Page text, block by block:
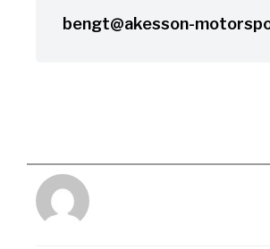
bengt@akesson-